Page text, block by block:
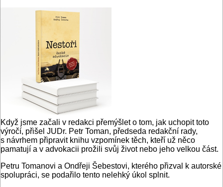
Když jsme začali v redakci přemýšlet o tom, jak uchopit toto
výročí, přišel JUDr. Petr Toman, předseda redakční rady,
s návrhem připravit knihu vzpomínek těch, kteří už něco
pamatují a v advokacii prožili svůj život nebo jeho velkou část.
Petru Tomanovi a Ondřeji Šebestovi, kterého přizval k autorské
spolupráci, se podařilo tento nelehký úkol splnit.